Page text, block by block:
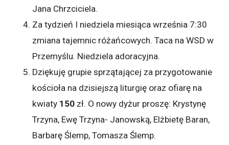
Jana Chrzciciela.
Za tydzień I niedziela miesiąca września 7:30
zmiana tajemnic różańcowych. Taca na WSD w
Przemyślu. Niedziela adoracyjna.
Dziękuję grupie sprzątającej za przygotowanie
kościoła na dzisiejszą liturgię oraz ofiarę na
kwiaty 150 zł. O nowy dyżur proszę: Krystynę
Trzyna, Ewę Trzyna- Janowską, Elżbietę Baran,
Barbarę Ślemp, Tomasza Ślemp.